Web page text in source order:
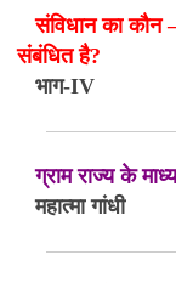
संविधान का कौन
संबंधित है?
भाग-IV
ग्राम राज्य के
महात्मा गांधी